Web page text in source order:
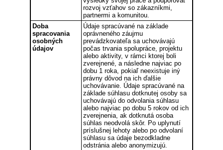
rozvoj vzťahov so zákazníkmi,
partnermi a komunitou.
Doba
spracovania
osobných
údajov
Údaje spracúvané na základe
oprávneného záujmu
prevádzkovateľa sa uchovávajú
počas trvania spolupráce, projektu
alebo aktivity, v rámci ktorej boli
zverejnené, a následne najviac po
dobu 1 roka, pokiaľ neexistuje iný
právny dôvod na ich ďalšie
uchovávanie. Údaje spracúvané na
základe súhlasu dotknutej osoby sa
uchovávajú do odvolania súhlasu
alebo najviac po dobu 5 rokov od ich
zverejnenia, ak dotknutá osoba
súhlas neodvolá skôr. Po uplynutí
príslušnej lehoty alebo po odvolaní
súhlasu sa údaje bezodkladne
odstránia alebo anonymizujú.